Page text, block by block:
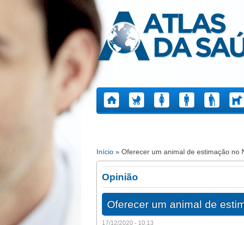
Atlas da Saúde
Está aqui
Início » Oferecer um animal de estimação no
Opinião
Oferecer um animal de
17/12/2020 - 10:13